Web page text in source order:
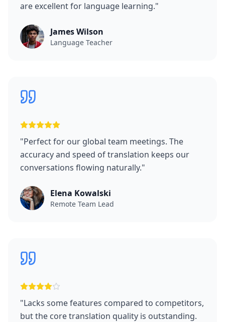
are excellent for language learning."
James Wilson
Language Teacher
"Perfect for our global team meetings. The
accuracy and speed of translation keeps our
conversations flowing naturally."
Elena Kowalski
Remote Team Lead
"Lacks some features compared to competitors,
but the core translation quality is outstanding.